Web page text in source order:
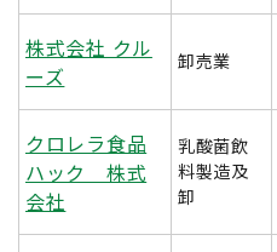
株式会社 クル
ーズ
卸売業
クロレラ食品
ハック 株式
会社
乳酸菌飲
料製造及
卸